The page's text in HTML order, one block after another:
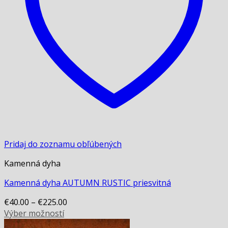
product
Pridaj do zoznamu obľúbených
Kamenná dyha
Kamenná dyha AUTUMN RUSTIC priesvitná
€40.00 – €225.00
Výber možností
This